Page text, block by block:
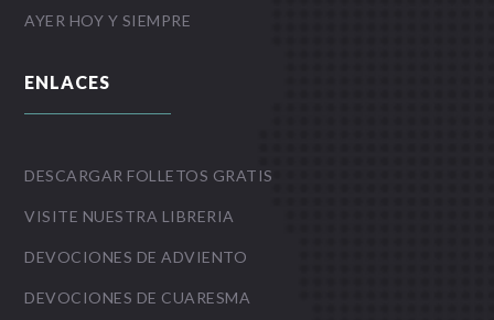
AYER HOY Y SIEMPRE
ENLACES
DESCARGAR FOLLETOS GRATIS
VISITE NUESTRA LIBRERIA
DEVOCIONES DE ADVIENTO
DEVOCIONES DE CUARESMA